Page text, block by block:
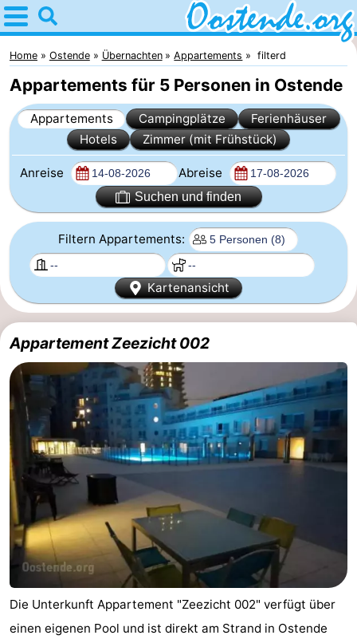
Home
Oostende
Tipps
Für
Übernachten
Appartements
Campingplätze
Ferienhäuser
-
Breeduyn
Village
-
Hippodroom
Hotels
Zimmer
(mit
Frühstück)
Lastminutes
Strand
Sehen
tun
Museen
-
Denkmäler
-
Home Ostende Übernachten Appartements filterd
Appartements für 5 Personen in Ostende
Appartements Campingplätze
Ferienhäuser
Hotels
Zimmer (mit Frühstück)
Anreise Abreise
Suchen und finden
Filtern Appartements:
Kartenansicht
Appartement Zeezicht 002
Die Unterkunft Appartement "Zeezicht 002" verfügt über
einen eigenen Pool und ist direkt am Strand in Ostende